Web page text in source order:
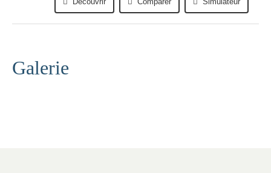
Galerie